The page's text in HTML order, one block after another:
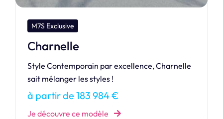
M7S Dream
Bora 100
Notre maison de la gamme Dream. Cédez aux
charmes de la BORA BORA.
à partir de 141 223 €
Je découvre ce modèle